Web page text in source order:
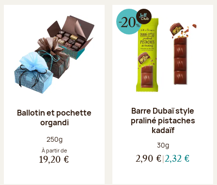
Ballotin et pochette
organdi
Poids net :
250g
À partir de
19,20 €
Barre Dubaï style
praliné pistaches
kadaïf
Poids net :
30g
2,90 € 2,32 €